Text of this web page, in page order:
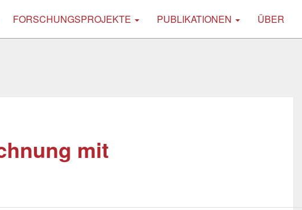
FORSCHUNGSPROJEKTE PUBLIKATIONEN ÜBER
mit